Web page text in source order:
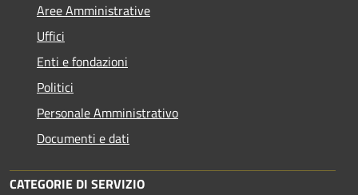
Aree Amministrative
Uffici
Enti e fondazioni
Politici
Personale Amministrativo
Documenti e dati
CATEGORIE DI SERVIZIO